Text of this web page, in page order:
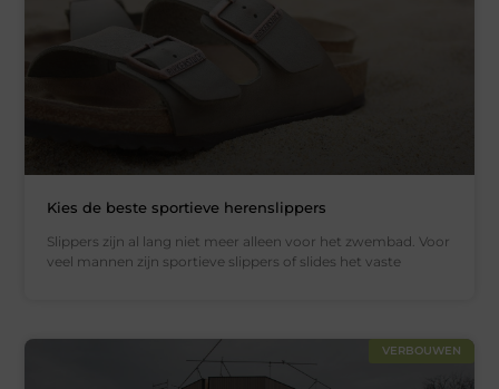
Kies de beste sportieve herenslippers
Slippers zijn al lang niet meer alleen voor het zwembad. Voor
veel mannen zijn sportieve slippers of slides het vaste
VERBOUWEN